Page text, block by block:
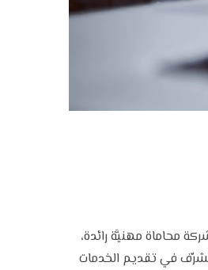
محاماة مهنيَّة رائدة،
في تقديم الخدمات